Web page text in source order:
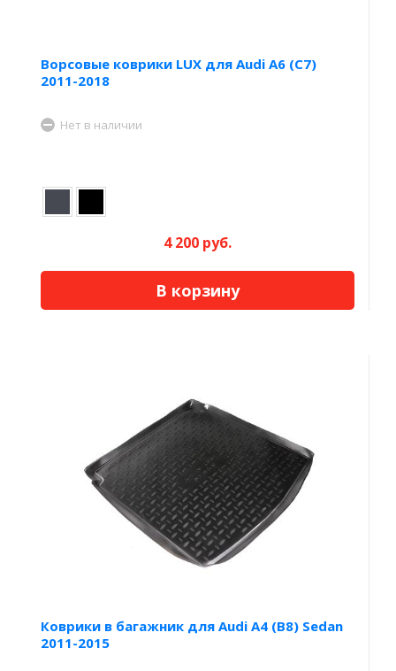
Ворсовые коврики LUX для Audi A6 (C7)
2011-2018
Нет в наличии
4 200 руб.
В корзину
Коврики в багажник для Audi A4 (B8) Sedan
2011-2015